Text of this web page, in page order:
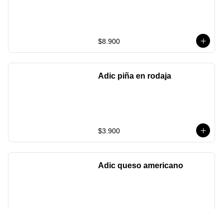
$8.900
Adic piña en rodaja
$3.900
Adic queso americano